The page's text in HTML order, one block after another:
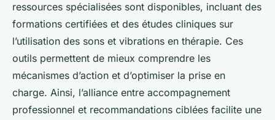
ressources spécialisées sont disponibles, incluant des
formations certifiées et des études cliniques sur
l’utilisation des sons et vibrations en thérapie. Ces
outils permettent de mieux comprendre les
mécanismes d’action et d’optimiser la prise en
charge. Ainsi, l’alliance entre accompagnement
professionnel et recommandations ciblées facilite une